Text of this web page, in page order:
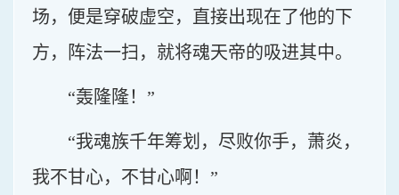
场，便是穿破虚空，直接出现在了他的下
方，阵法一扫，就将魂天帝的吸进其中。
“轰隆隆！”
“我魂族千年筹划，尽败你手，萧炎，
我不甘心，不甘心啊！”